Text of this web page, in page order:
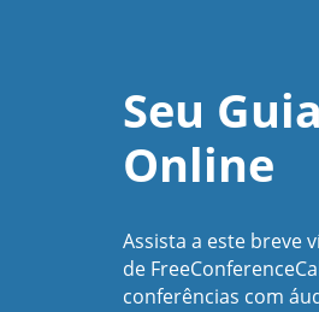
Seu
Online
Assista a este breve
de
conferências com